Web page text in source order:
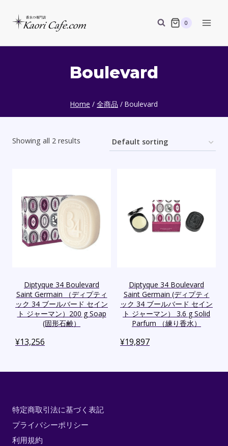
0
Boulevard
Home / 全商品 / Boulevard
Showing all 2 results
Diptyque 34 Boulevard
Saint Germain （ディプティ
ック 34 ブールバード セイン
ト ジャーマン）200 g Soap
(固形石鹸）
¥13,256
Diptyque 34 Boulevard
Saint Germain (ディプティ
ック 34 ブールバード セイン
ト ジャーマン） 3.6 g Solid
Parfum （練り香水）
¥19,897
特定商取引法に基づく表記
プライバシーポリシー
利用規約